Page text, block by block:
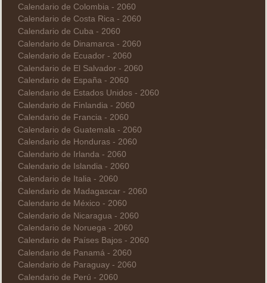
Calendario de Colombia - 2060
Calendario de Costa Rica - 2060
Calendario de Cuba - 2060
Calendario de Dinamarca - 2060
Calendario de Ecuador - 2060
Calendario de El Salvador - 2060
Calendario de España - 2060
Calendario de Estados Unidos - 2060
Calendario de Finlandia - 2060
Calendario de Francia - 2060
Calendario de Guatemala - 2060
Calendario de Honduras - 2060
Calendario de Irlanda - 2060
Calendario de Islandia - 2060
Calendario de Italia - 2060
Calendario de Madagascar - 2060
Calendario de México - 2060
Calendario de Nicaragua - 2060
Calendario de Noruega - 2060
Calendario de Países Bajos - 2060
Calendario de Panamá - 2060
Calendario de Paraguay - 2060
Calendario de Perú - 2060